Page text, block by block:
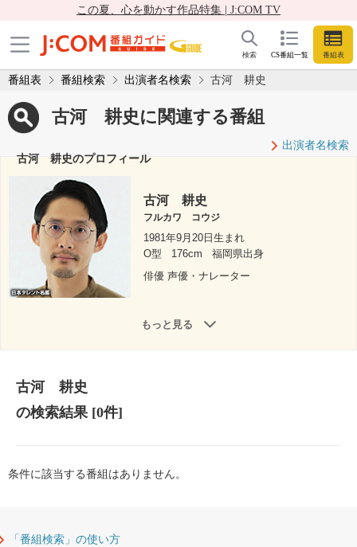
この夏、心を動かす作品特集 | J:COM TV
CS番組一覧 番組表
検索
番組表 番組検索 出演者名検索 古河 耕史
古河 耕史に関連する番組
出演者名検索
古河 耕史のプロフィール
古河 耕史
フルカワ コウジ
1981年9月20日生まれ
O型
176cm
福岡県出身
俳優 声優・ナレーター
もっと見る
古河 耕史
の検索結果[0件]
条件に該当する番組はありません。
「番組検索」の使い方